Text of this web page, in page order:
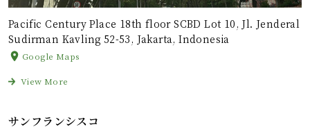
Pacific Century Place 18th floor SCBD Lot 10, Jl. Jenderal
Sudirman Kavling 52-53, Jakarta, Indonesia
Google Maps
View More
サンフランシスコ